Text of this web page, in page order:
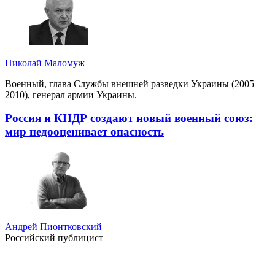
Николай Маломуж
Военный, глава Службы внешней разведки Украины (2005 –
2010), генерал армии Украины.
Россия и КНДР создают новый военный союз:
мир недооценивает опасность
Андрей Пионтковский
Российский публицист